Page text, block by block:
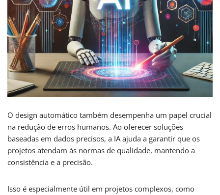
O design automático também desempenha um papel crucial
na redução de erros humanos. Ao oferecer soluções
baseadas em dados precisos, a IA ajuda a garantir que os
projetos atendam às normas de qualidade, mantendo a
consistência e a precisão.
Isso é especialmente útil em projetos complexos, como